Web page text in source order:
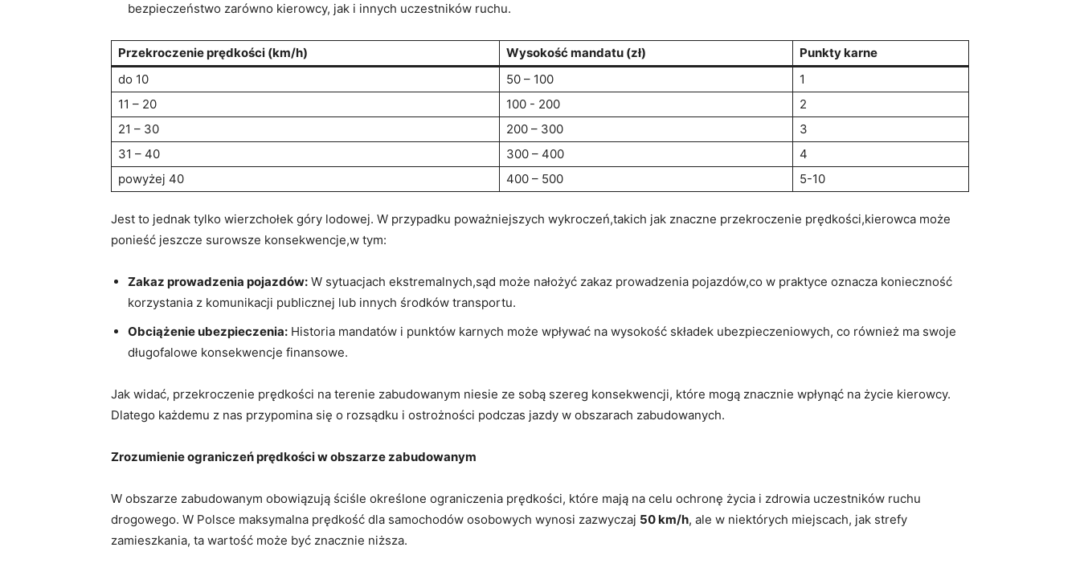
bezpieczeństwo zarówno kierowcy, ⁢jak i innych uczestników ruchu.
Przekroczenie ‍prędkości ⁣(km/h) Wysokość mandatu (zł)
Punkty karne
do ⁤10
50 – 100
1
11 – ​20
100 -⁣ 200
2
21 – 30
200 – 300
3
31 – 40
300 – ⁢400
4
powyżej 40
400 – 500 5-10
Jest to ​jednak⁣ tylko wierzchołek góry lodowej. W przypadku poważniejszych wykroczeń,takich jak znaczne przekroczenie prędkości,kierowca może
ponieść ​jeszcze ‌surowsze konsekwencje,w tym:
Zakaz prowadzenia pojazdów: W ‌sytuacjach ekstremalnych,sąd może nałożyć ​zakaz prowadzenia pojazdów,co w praktyce oznacza konieczność⁣
korzystania z komunikacji publicznej ⁢lub innych środków ⁣transportu.
Obciążenie ubezpieczenia: Historia ⁢mandatów i punktów karnych może wpływać na wysokość składek ubezpieczeniowych, co również ma swoje
długofalowe konsekwencje finansowe.
Jak widać, przekroczenie prędkości na terenie ‌zabudowanym niesie​ ze sobą⁤ szereg konsekwencji,​ które ⁤mogą znacznie wpłynąć ⁤na ⁣życie ‌kierowcy.
Dlatego każdemu z ​nas przypomina się ⁣o rozsądku i ostrożności podczas jazdy w ⁢obszarach ‌zabudowanych.
Zrozumienie ograniczeń prędkości w ​obszarze zabudowanym
W obszarze⁢ zabudowanym obowiązują ściśle ⁤określone ograniczenia prędkości, które mają na celu ‌ochronę życia i zdrowia uczestników ‍ruchu
⁤drogowego. ⁣W Polsce maksymalna⁤ prędkość dla samochodów osobowych wynosi zazwyczaj 50‍ km/h, ale⁤ w​ niektórych miejscach,⁢ jak strefy
zamieszkania, ta wartość może być znacznie niższa.